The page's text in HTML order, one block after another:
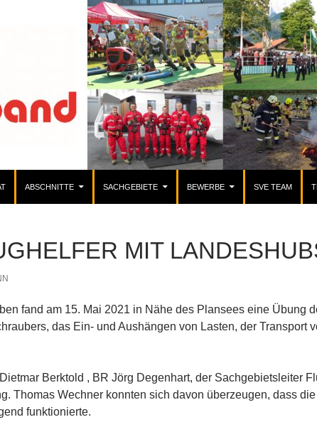
ABSCHNITTE SACHGEBIETE BEWERBE SVE TEAM
MIT
fand am 15. Mai 2021 in Nähe des Plansees eine Übung
das Ein- und Aushängen von Lasten, der Transport
Berktold , BR Jörg Degenhart, der Sachgebietsleiter
Thomas Wechner konnten sich davon überzeugen, dass
funktionierte.